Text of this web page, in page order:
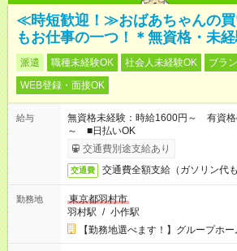
≪時短歓迎！≫おばあちゃんの買
もお仕事の一つ！＊無資格・未
派遣 職種未経験OK 社会人未経験OK
ブラ
WEB登録・面接OK
給与
無資格未経験：時給1600円～ 有資格
～ ■日払いOK
交通費別途支給あり
交通費 交通費全額支給（ガソリン代も
勤務地
東京都羽村市
羽村駅 / 小作駅
【勤務地選べます！】グループホー